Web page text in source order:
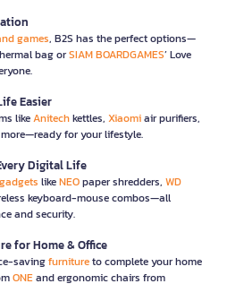
games, B2S has the perfect options—
bag orSIAM BOARDGAMES’ Love
Easier
likeAnitechkettles, Xiaomiair purifiers,
for your lifestyle.
Digital Life
likeNEOpaper shredders, WD
keyboard-mouse combos—all
and security.
for Home & Office
savingfurnitureto complete your home
ONEand ergonomic chairs from